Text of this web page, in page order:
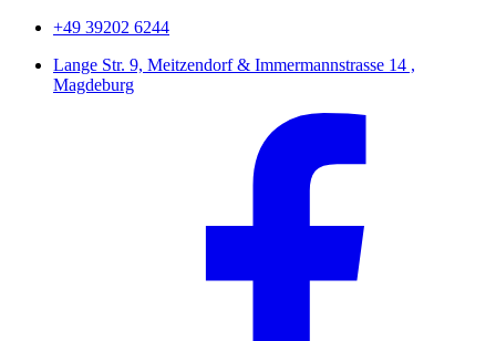
+49 39202 6244
Lange Str. 9, Meitzendorf & Immermannstrasse 14 ,
Magdeburg